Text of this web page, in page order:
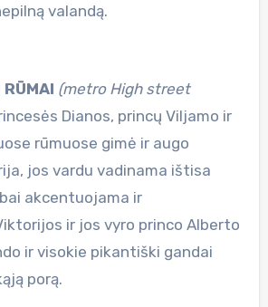
valandą.
RŪMAI (metro High street
Dianos, princų Viljamo ir
rūmuose gimė ir augo
jos vardu vadinama ištisa
akcentuojama ir
ir jos vyro princo Alberto
ir visokie pikantiški gandai
porą.